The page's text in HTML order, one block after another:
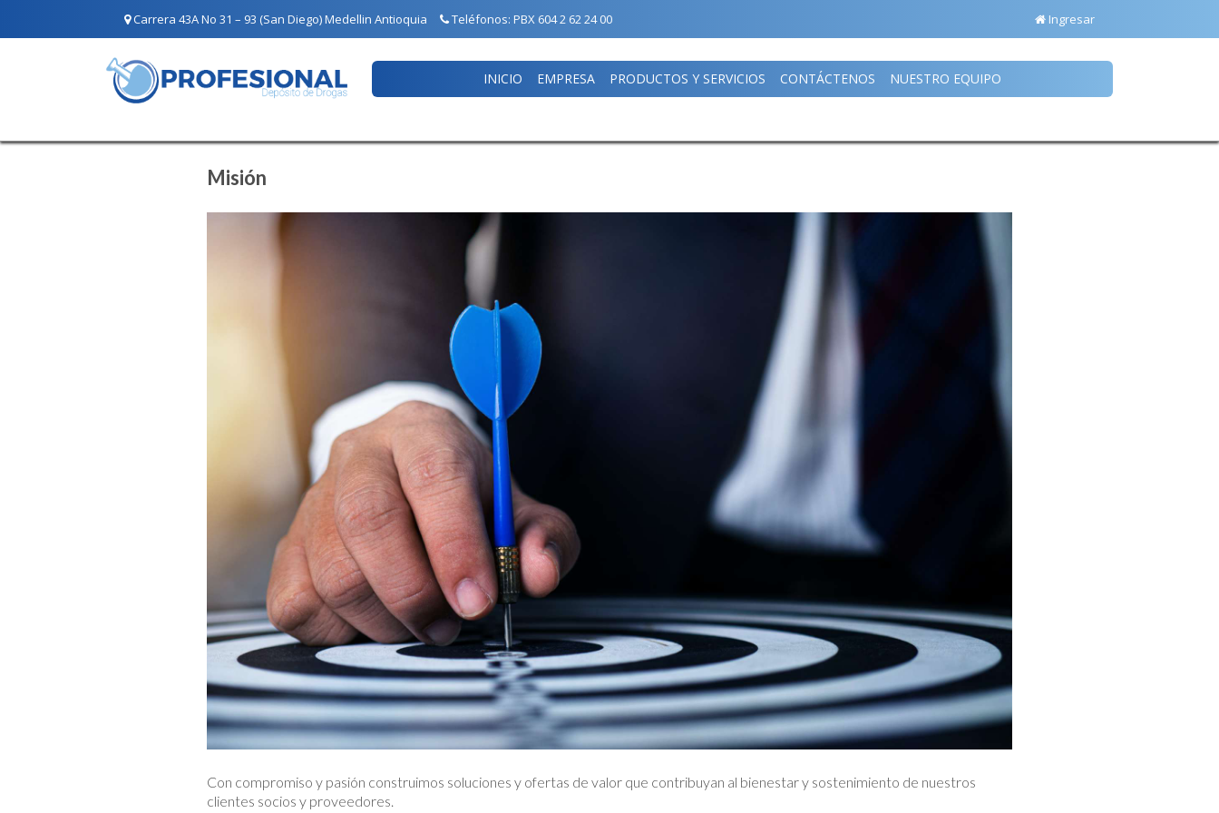
Carrera 43A No 31 – 93 (San Diego) Medellin Antioquia Teléfonos: PBX 604 2 62 24 00 Ingresar
INICIO EMPRESA PRODUCTOS Y SERVICIOS CONTÁCTENOS NUESTRO EQUIPO
Misión
Con compromiso y pasión construimos soluciones y ofertas de valor que contribuyan al bienestar y sostenimiento de nuestros
clientes socios y proveedores.